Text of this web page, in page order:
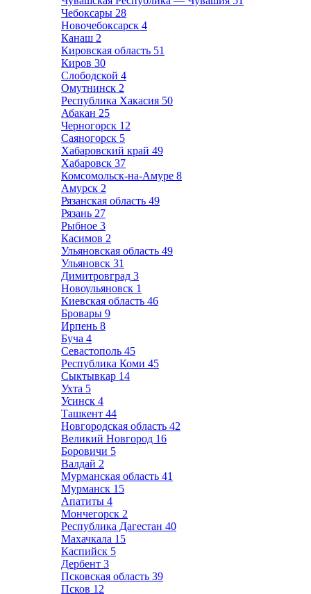
Чебоксары 28
Новочебоксарск 4
Канаш 2
Кировская область 51
Киров 30
Слободской 4
Омутнинск 2
Республика Хакасия 50
Абакан 25
Черногорск 12
Саяногорск 5
Хабаровский край 49
Хабаровск 37
Комсомольск-на-Амуре 8
Амурск 2
Рязанская область 49
Рязань 27
Рыбное 3
Касимов 2
Ульяновская область 49
Ульяновск 31
Димитровград 3
Новоульяновск 1
Киевская область 46
Бровары 9
Ирпень 8
Буча 4
Севастополь 45
Республика Коми 45
Сыктывкар 14
Ухта 5
Усинск 4
Ташкент 44
Новгородская область 42
Великий Новгород 16
Боровичи 5
Валдай 2
Мурманская область 41
Мурманск 15
Апатиты 4
Мончегорск 2
Республика Дагестан 40
Махачкала 15
Каспийск 5
Дербент 3
Псковская область 39
Псков 12